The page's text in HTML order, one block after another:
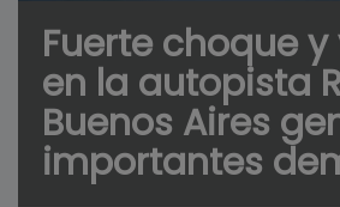
Fuerte choque
en la autopista
Buenos Aires
importantes